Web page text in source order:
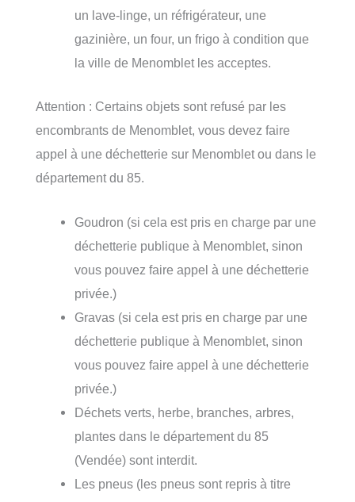
un lave-linge, un réfrigérateur, une
gazinière, un four, un frigo à condition que
la ville de Menomblet les acceptes.
Attention : Certains objets sont refusé par les
encombrants de Menomblet, vous devez faire
appel à une déchetterie sur Menomblet ou dans le
département du 85.
Goudron (si cela est pris en charge par une
déchetterie publique à Menomblet, sinon
vous pouvez faire appel à une déchetterie
privée.)
Gravas (si cela est pris en charge par une
déchetterie publique à Menomblet, sinon
vous pouvez faire appel à une déchetterie
privée.)
Déchets verts, herbe, branches, arbres,
plantes dans le département du 85
(Vendée) sont interdit.
Les pneus (les pneus sont repris à titre